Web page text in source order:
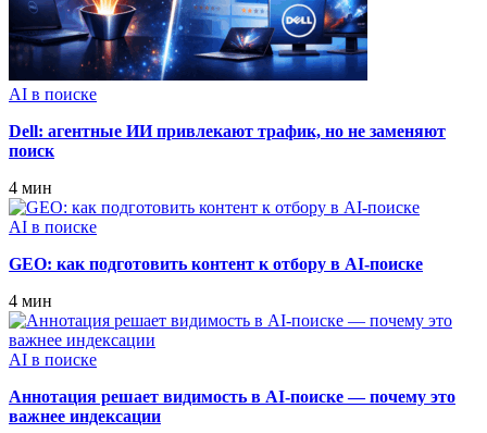
AI в поиске
Dell: агентные ИИ привлекают трафик, но не заменяют
поиск
4 мин
AI в поиске
GEO: как подготовить контент к отбору в AI-поиске
4 мин
AI в поиске
Аннотация решает видимость в AI‑поиске — почему это
важнее индексации